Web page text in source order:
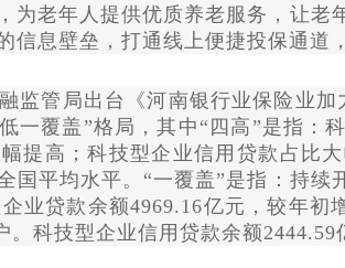
为老年人提供优质养老服务，让
信息壁垒，打通线上便捷投保通道
管局出台《河南银行业保险业加
一覆盖”格局，其中“四高”是指
提高；科技型企业信用贷款占比
国平均水平。“一覆盖”是指：持
业贷款余额4969.16亿元，较年
科技型企业信用贷款余额2444.59